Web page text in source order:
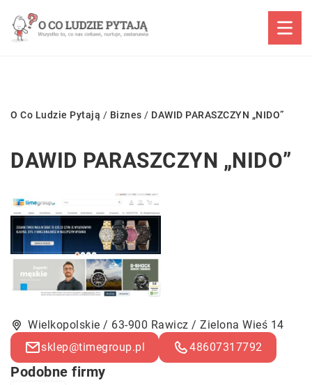
O Co Ludzie Pytają / Biznes / DAWID PARASZCZYN „NIDO”
DAWID PARASZCZYN „NIDO”
Wielkopolskie / 63-900 Rawicz / Zielona Wieś 14
sklep@timegroup.pl
48607317792
Podobne firmy